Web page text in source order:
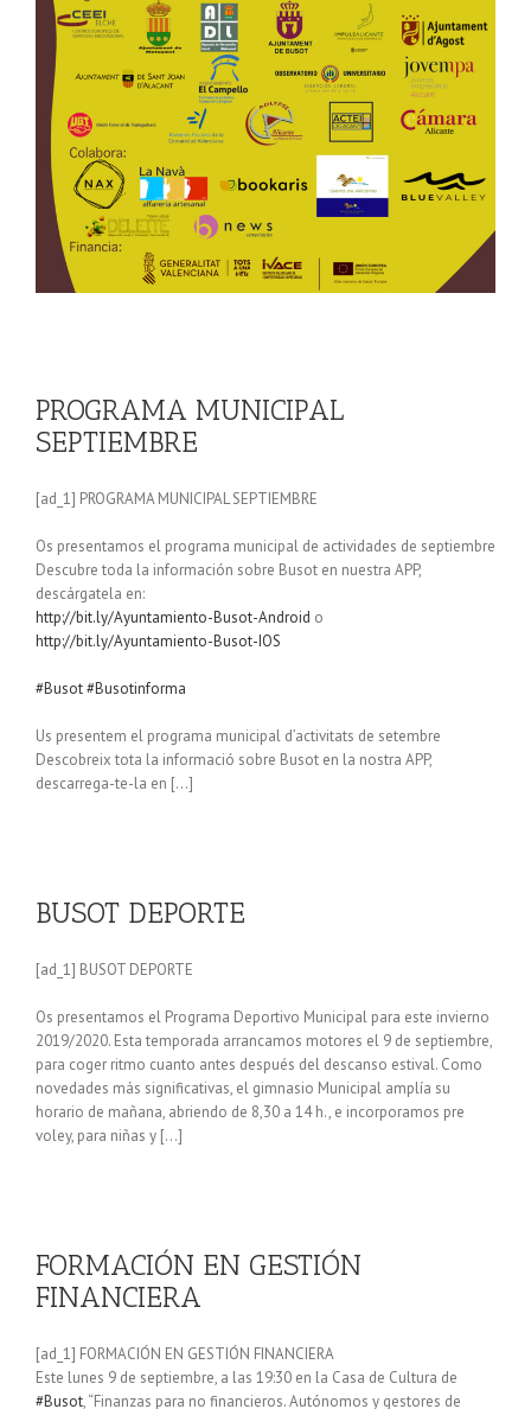
PROGRAMA MUNICIPAL
SEPTIEMBRE
[ad_1] PROGRAMA MUNICIPAL SEPTIEMBRE
Os presentamos el programa municipal de actividades de septiembre
Descubre toda la información sobre Busot en nuestra APP,
descárgatela en:
http://bit.ly/Ayuntamiento-Busot-Android o
http://bit.ly/Ayuntamiento-Busot-IOS
#Busot#Busotinforma
Us presentem el programa municipal d’activitats de setembre
Descobreix tota la informació sobre Busot en la nostra APP,
descarrega-te-la en […]
BUSOT DEPORTE
[ad_1] BUSOT DEPORTE
Os presentamos el Programa Deportivo Municipal para este invierno
2019/2020. Esta temporada arrancamos motores el 9 de septiembre,
para coger ritmo cuanto antes después del descanso estival. Como
novedades más significativas, el gimnasio Municipal amplía su
horario de mañana, abriendo de 8,30 a 14 h., e incorporamos pre
voley, para niñas y […]
FORMACIÓN EN GESTIÓN
FINANCIERA
[ad_1] FORMACIÓN EN GESTIÓN FINANCIERA
Este lunes 9 de septiembre, a las 19:30 en la Casa de Cultura de
#Busot, “Finanzas para no financieros. Autónomos y gestores de